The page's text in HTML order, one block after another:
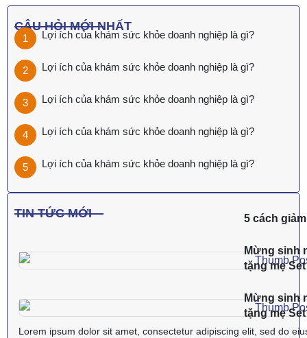
CÂU HỎI MỚI NHẤT
Lợi ích của khám sức khỏe doanh nghiệp là gì?
Lợi ích của khám sức khỏe doanh nghiệp là gì?
Lợi ích của khám sức khỏe doanh nghiệp là gì?
Lợi ích của khám sức khỏe doanh nghiệp là gì?
Lợi ích của khám sức khỏe doanh nghiệp là gì?
TIN TỨC MỚI 5 cách
Mừng sinh
tặng mẹ
Mừng sinh
tặng mẹ
Lorem ipsum dolor sit amet, consectetur adipiscing elit, sed do